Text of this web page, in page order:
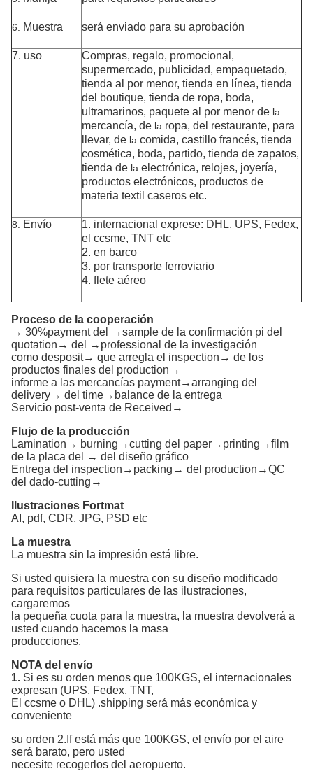
6. Muestra será enviado para su aprobación
7. uso
Compras, regalo, promocional,
supermercado, publicidad, empaquetado,
tienda al por menor, tienda en línea, tienda
del boutique, tienda de ropa, boda,
ultramarinos, paquete al por menor de la
mercancía, de la ropa, del restaurante, para
llevar, de la comida, castillo francés, tienda
cosmética, boda, partido, tienda de zapatos,
tienda de la electrónica, relojes, joyería,
productos electrónicos, productos de
materia textil caseros etc.
8. Envío
1. internacional exprese: DHL, UPS, Fedex,
el ccsme, TNT etc
2. en barco
3. por transporte ferroviario
4. flete aéreo
Proceso de la cooperación
→ 30%payment del →sample de la confirmación pi del
quotation→ del →professional de la investigación
como desposit→ que arregla el inspection→ de los
productos finales del production→
informe a las mercancías payment→arranging del
delivery→ del time→balance de la entrega
Servicio post-venta de Received→
Flujo de la producción
Lamination→ burning→cutting del paper→printing→film
de la placa del → del diseño gráfico
Entrega del inspection→packing→ del production→QC
del dado-cutting→
Ilustraciones Fortmat
AI, pdf, CDR, JPG, PSD etc
La muestra
La muestra sin la impresión está libre.
Si usted quisiera la muestra con su diseño modificado
para requisitos particulares de las ilustraciones,
cargaremos
la pequeña cuota para la muestra, la muestra devolverá a
usted cuando hacemos la masa
producciones.
NOTA del envío
1. Si es su orden menos que 100KGS, el internacionales
expresan (UPS, Fedex, TNT,
El ccsme o DHL) .shipping será más económica y
conveniente
su orden 2.If está más que 100KGS, el envío por el aire
será barato, pero usted
necesite recogerlos del aeropuerto.